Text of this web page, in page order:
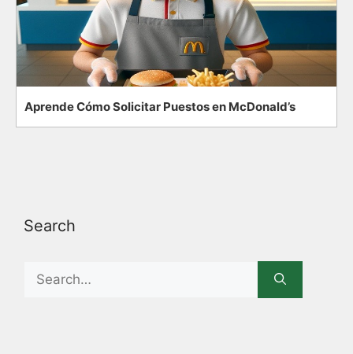
Aprende Cómo Solicitar Puestos en McDonald’s
Search
for: